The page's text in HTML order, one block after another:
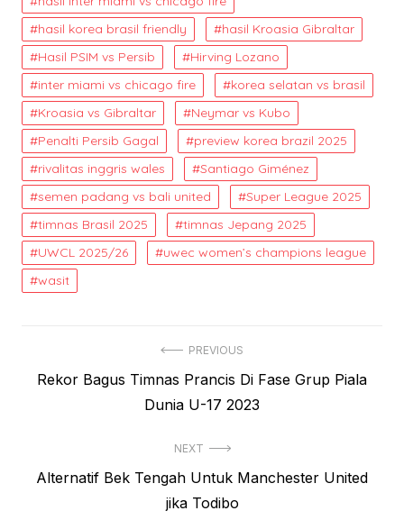
hasil korea brasil friendly
hasil Kroasia Gibraltar
Hasil PSIM vs Persib
Hirving Lozano
inter miami vs chicago fire
korea selatan vs brasil
Kroasia vs Gibraltar
Neymar vs Kubo
Penalti Persib Gagal
preview korea brazil 2025
rivalitas inggris wales
Santiago Giménez
semen padang vs bali united
Super League 2025
timnas Brasil 2025
timnas Jepang 2025
UWCL 2025/26
uwec women’s champions league
wasit
navigation
PREVIOUS
Previous
Rekor Bagus Timnas Prancis Di Fase Grup Piala
Dunia U-17 2023
NEXT
Next
Alternatif Bek Tengah Untuk Manchester United
jika Todibo